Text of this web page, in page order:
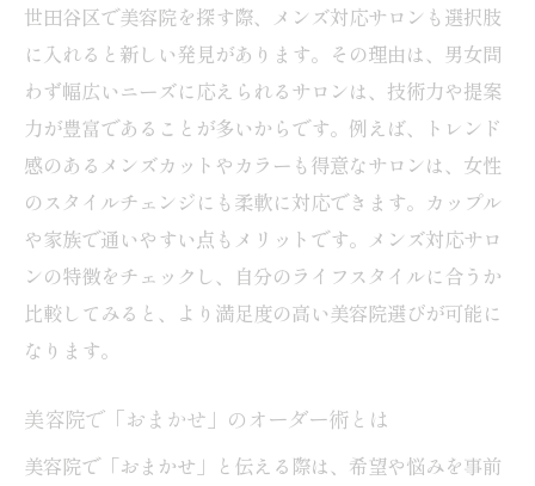
世田谷区で美容院を探す際、メンズ対応サロンも選択肢
に入れると新しい発見があります。その理由は、男女問
わず幅広いニーズに応えられるサロンは、技術力や提案
力が豊富であることが多いからです。例えば、トレンド
感のあるメンズカットやカラーも得意なサロンは、女性
のスタイルチェンジにも柔軟に対応できます。カップル
や家族で通いやすい点もメリットです。メンズ対応サロ
ンの特徴をチェックし、自分のライフスタイルに合うか
比較してみると、より満足度の高い美容院選びが可能に
なります。
美容院で「おまかせ」のオーダー術とは
美容院で「おまかせ」と伝える際は、希望や悩みを事前